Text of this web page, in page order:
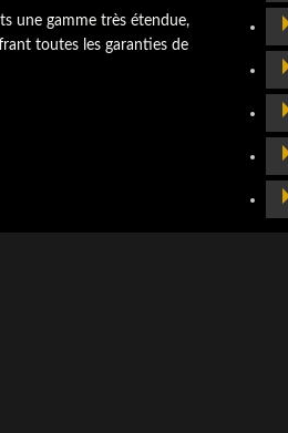
une gamme très étendue,
toutes les garanties de